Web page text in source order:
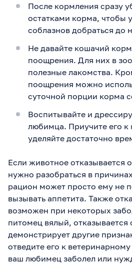
После кормления сразу
остатками корма, чтобы
соблазнов добраться до
Не давайте кошачий
поощрения. Для них в
полезные лакомства.
поощрения можно
суточной порции корма
Воспитывайте и
любимца. Приучите его к
уделяйте достаточно
Если животное отказывается
нужно разобраться в
рацион может просто ему не
вызывать аппетита. Также
возможен при некоторых
питомец вялый, отказывается
демонстрирует другие
отведите его к
ваш любимец заболел или